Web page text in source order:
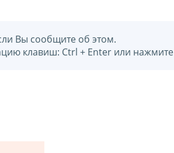
Вы сообщите об этом.
клавиш: Ctrl + Enter или нажмите